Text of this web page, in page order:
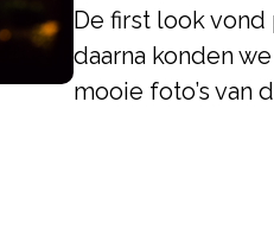
De first look
daarna konden
mooie foto’s van